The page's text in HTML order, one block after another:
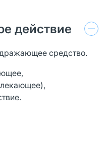
действие
средство.